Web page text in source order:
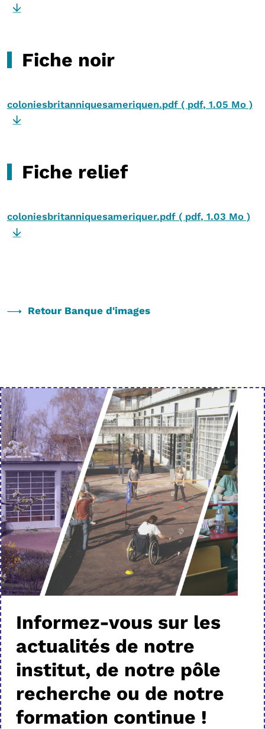
Fiche noir
coloniesbritanniquesameriquen.pdf ( pdf, 1.05 Mo )
Fiche relief
coloniesbritanniquesameriquer.pdf ( pdf, 1.03 Mo )
Retour Banque d'images
Informez-vous sur les
actualités de notre
institut, de notre pôle
recherche ou de notre
formation continue !